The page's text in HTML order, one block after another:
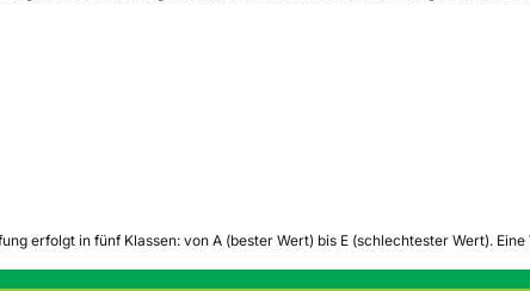
erfolgt in fünf Klassen: von A (bester Wert) bis E (schlechtester Wert).